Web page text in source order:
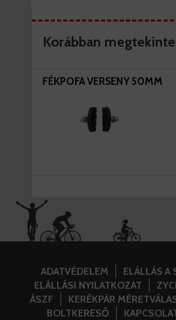
Korábban
FÉKPOFA VERSENY 50MM
ADATVÉDELEM
ELÁLLÁS A
ELÁLLÁSI NYILATKOZAT
ÁSZF
KERÉKPÁR
BOLTKERESŐ